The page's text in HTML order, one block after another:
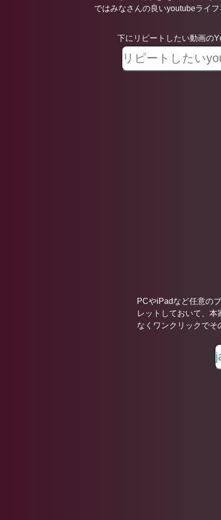
ではみなさんの良いyoutubeライフ
下にリピートしたい動画の
PCやiPadなど任意の
レットしておいて、
なくワンクリックでそ